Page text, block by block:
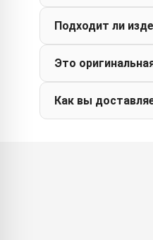
Подходит ли
Это
Как вы